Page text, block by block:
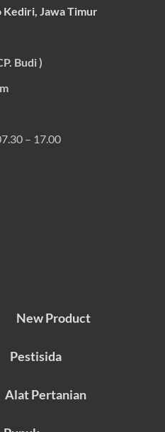
Kediri, Jawa Timur
Budi )
– 17.00
New Product
Pestisida
Alat Pertanian